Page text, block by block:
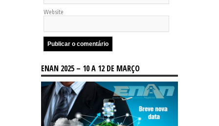
Website
ENAN 2025 – 10 A 12 DE MARÇO